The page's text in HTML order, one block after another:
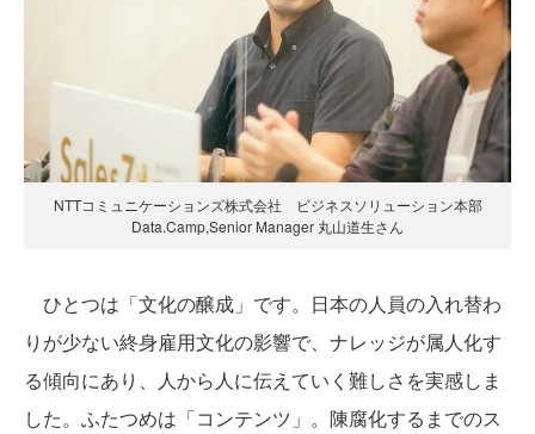
NTTコミュニケーションズ株式会社 ビジネスソリューション本部
Data.Camp,Senior Manager 丸山道生さん
ひとつは「文化の醸成」です。日本の人員の入れ替わ
りが少ない終身雇用文化の影響で、ナレッジが属人化す
る傾向にあり、人から人に伝えていく難しさを実感しま
した。ふたつめは「コンテンツ」。陳腐化するまでのス